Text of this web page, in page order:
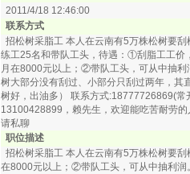
2011/4/18 12:46:00
联系方式
招松树采脂工 本人在云南有5万株松树要
练工25名和带队工头，待遇：①刮脂工工价
月在8000元以上；②带队工头，可从中抽利
树大部分没有刮过、小部分只刮过两年，其
树好，出油多） 联系方式:18777726869(常
13100428899，赖先生，欢迎能吃苦耐劳
请私聊
职位描述
招松树采脂工 本人在云南有5万株松树要
在8000元以上；②带队工头，可从中抽利润